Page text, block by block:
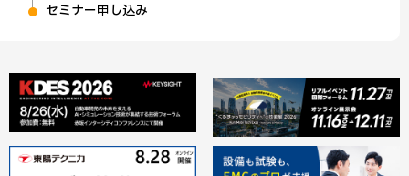
セミナー申し込み